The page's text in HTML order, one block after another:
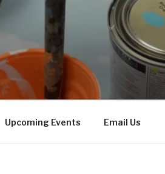
Upcoming Events Email Us